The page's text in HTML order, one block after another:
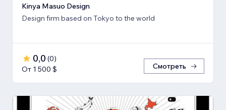
Kinya Masuo Design
Design firm based on Tokyo to the world
0,0 (0)
От 1 500 $
Смотреть